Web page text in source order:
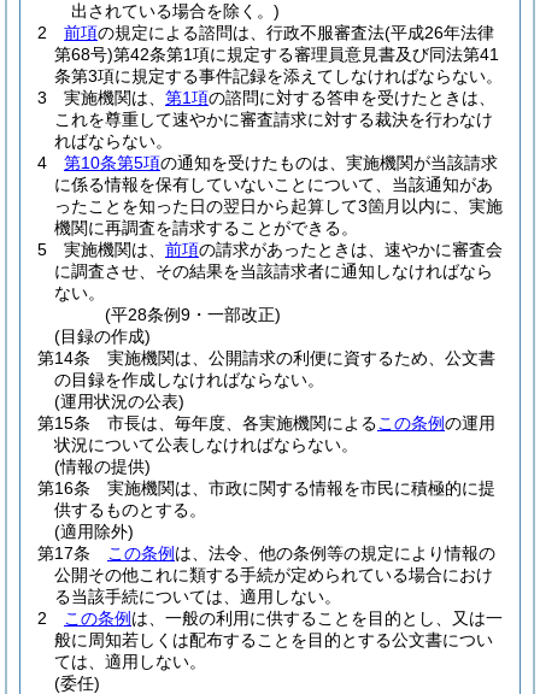
出されている場合を除く。)
2
前項の規定による諮問は、行政不服審査法(平成26年法律
第68号)第42条第1項に規定する審理員意見書及び同法第41
条第3項に規定する事件記録を添えてしなければならない。
3
実施機関は、 第1項の諮問に対する答申を受けたときは、
これを尊重して速やかに審査請求に対する裁決を行わなけ
ればならない。
4
第10条第5項の通知を受けたものは、実施機関が当該請求
に係る情報を保有していないことについて、当該通知があ
ったことを知った日の翌日から起算して3箇月以内に、実施
機関に再調査を請求することができる。
5
実施機関は、 前項の請求があったときは、速やかに審査会
に調査させ、その結果を当該請求者に通知しなければなら
ない。
(平28条例9・一部改正)
(目録の作成)
第14条
実施機関は、公開請求の利便に資するため、公文書
の目録を作成しなければならない。
(運用状況の公表)
第15条
市長は、毎年度、各実施機関によるこの条例の運用
状況について公表しなければならない。
(情報の提供)
第16条
実施機関は、市政に関する情報を市民に積極的に提
供するものとする。
(適用除外)
第17条
この条例 は、法令、他の条例等の規定により情報の
公開その他これに類する手続が定められている場合におけ
る当該手続については、適用しない。
2
この条例 は、一般の利用に供することを目的とし、又は一
般に周知若しくは配布することを目的とする公文書につい
ては、適用しない。
(委任)